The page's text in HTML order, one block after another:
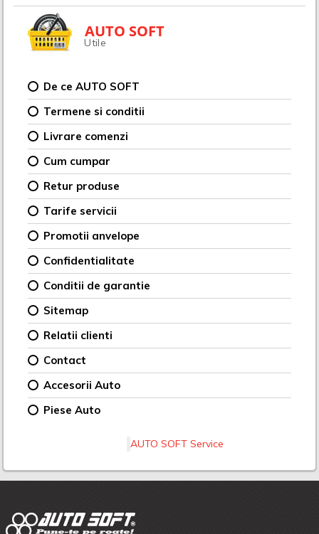
AUTO SOFT
Utile
De ce AUTO SOFT
Termene si conditii
Livrare comenzi
Cum cumpar
Retur produse
Tarife servicii
Promotii anvelope
Confidentialitate
Conditii de garantie
Sitemap
Relatii clienti
Contact
Accesorii Auto
Piese Auto
AUTO SOFT Service